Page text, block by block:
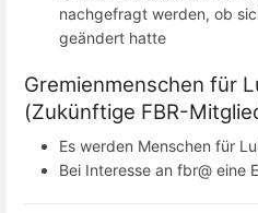
nachgefragt werden, ob
geändert hatte
Gremienmenschen für
(Zukünftige FBR-
Es werden Menschen für
Bei Interesse an fbr@ eine